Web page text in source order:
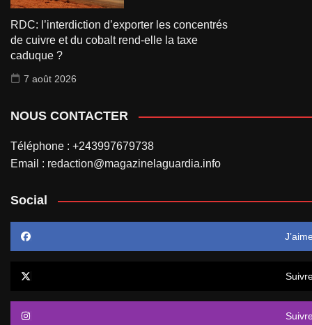
RDC: l’interdiction d’exporter les concentrés
de cuivre et du cobalt rend-elle la taxe
caduque ?
7 août 2026
NOUS CONTACTER
Téléphone : +243997679738
Email : redaction@magazinelaguardia.info
Social